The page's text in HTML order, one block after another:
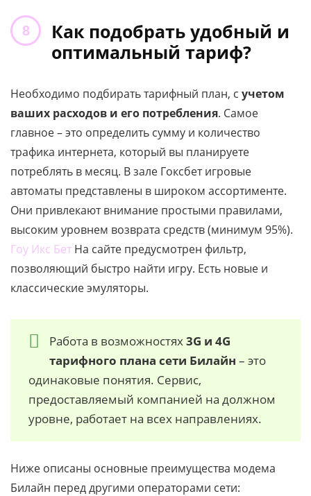
Как подобрать удобный и
оптимальный тариф?
Необходимо подбирать тарифный план, с учетом
ваших расходов и его потребления. Самое
главное – это определить сумму и количество
трафика интернета, который вы планируете
потреблять в месяц. В зале Гоксбет игровые
автоматы представлены в широком ассортименте.
Они привлекают внимание простыми правилами,
высоким уровнем возврата средств (минимум 95%).
Гоу Икс Бет На сайте предусмотрен фильтр,
позволяющий быстро найти игру. Есть новые и
классические эмуляторы.
Работа в возможностях3G и 4G
тарифного плана сети Билайн – это
одинаковые понятия. Сервис,
предоставляемый компанией на должном
уровне, работает на всех направлениях.
Ниже описаны основные преимущества модема
Билайн перед другими операторами сети: